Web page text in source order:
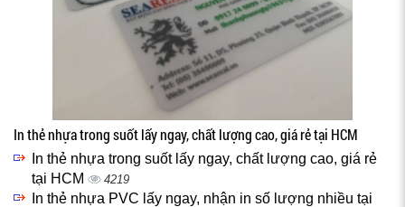
In thẻ nhựa trong suốt lấy ngay, chất lượng cao, giá rẻ tại HCM
In thẻ nhựa trong suốt lấy ngay, chất lượng cao, giá rẻ
tại HCM
4219
In thẻ nhựa PVC lấy ngay, nhận in số lượng nhiều tại